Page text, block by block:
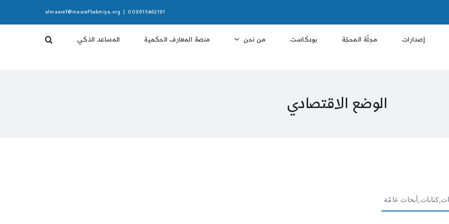
009615462191
almaaref@maarefhekmiya.org
إصدارات مجلّة المحجّة بودكاست من نحن منصة المعارف الحكمية المساعد الذكي
الوضع الاقتصادي
عامّة